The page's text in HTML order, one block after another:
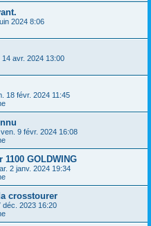
2024 8:06
14 avr. 2024 13:00
18 févr. 2024 11:45
ven. 9 févr. 2024 16:08
GOLDWING
2 janv. 2024 19:34
crosstourer
déc. 2023 16:20